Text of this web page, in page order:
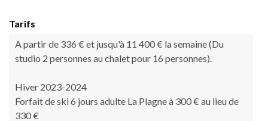
Tarifs
A partir de 336 € et jusqu'à 11 400 € la semaine (Du
studio 2 personnes au chalet pour 16 personnes).
Hiver 2023-2024
Forfait de ski 6 jours adulte La Plagne à 300 € au lieu de
330 €